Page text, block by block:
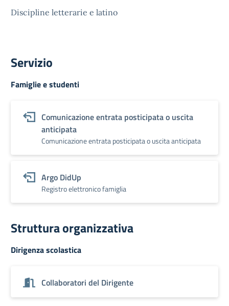
Discipline letterarie e latino
Servizio
Famiglie e studenti
Comunicazione entrata posticipata o uscita
anticipata
Comunicazione entrata posticipata o uscita anticipata
Argo DidUp
Registro elettronico famiglia
Struttura organizzativa
Dirigenza scolastica
Collaboratori del Dirigente